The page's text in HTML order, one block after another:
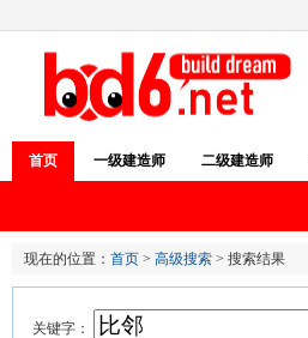
首页 一级建造师 二级建造师
现在的位置： 首页 > 高级搜索 > 搜索结果
关键字：